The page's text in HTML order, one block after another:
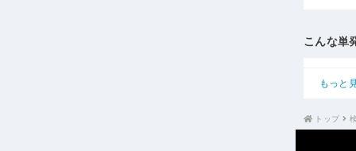
こんな単
もっと
トップ